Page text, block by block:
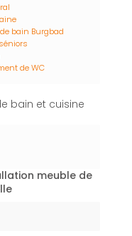
bain Burgbad
de WC
bain et cuisine
meuble de